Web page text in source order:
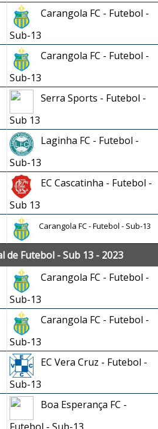
Carangola FC - Futebol -
Sub-13
Carangola FC - Futebol -
Sub-13
Serra Sports - Futebol -
Sub 13
Laginha FC - Futebol -
Sub-13
EC Cascatinha - Futebol -
Sub 13
Carangola FC - Futebol - Sub-13
de Futebol - Sub 13 - 2023
Carangola FC - Futebol -
Sub-13
Carangola FC - Futebol -
Sub-13
EC Vera Cruz - Futebol -
Sub-13
Boa Esperança FC -